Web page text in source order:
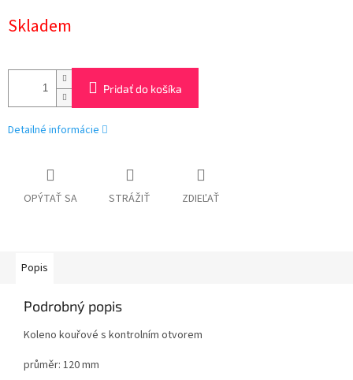
cena:
Skladem
Pridať do košíka
Detailné informácie
OPÝTAŤ SA STRÁŽIŤ ZDIEĽAŤ
Popis
Podrobný popis
Koleno kouřové s kontrolním otvorem
průměr: 120 mm